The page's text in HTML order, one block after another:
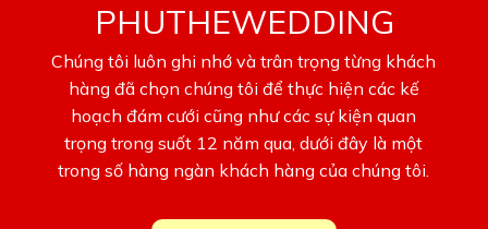
PHUTHEWEDDING
Chúng tôi luôn ghi nhớ và trân trọng từng khách
hàng đã chọn chúng tôi để thực hiện các kế
hoạch đám cưới cũng như các sự kiện quan
trọng trong suốt 12 năm qua, dưới đây là một
trong số hàng ngàn khách hàng của chúng tôi.